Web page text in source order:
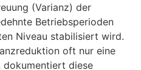
(Varianz) der
Betriebsperioden
Niveau stabilisiert wird.
oft nur eine
dokumentiert diese